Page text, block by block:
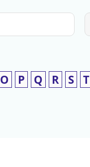
O P Q R S T